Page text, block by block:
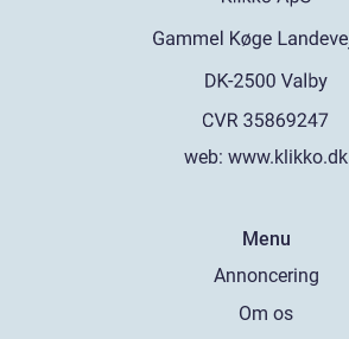
web: www.klikko.dk
Menu
Annoncering
Om os